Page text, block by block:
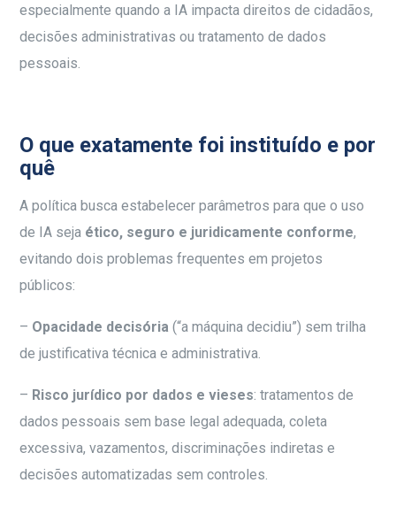
especialmente quando a IA impacta direitos de cidadãos,
decisões administrativas ou tratamento de dados
pessoais.
O que exatamente foi instituído e por
quê
A política busca estabelecer parâmetros para que o uso
de IA seja ético, seguro e juridicamente conforme,
evitando dois problemas frequentes em projetos
públicos:
– Opacidade decisória (“a máquina decidiu”) sem trilha
de justificativa técnica e administrativa.
– Risco jurídico por dados e vieses: tratamentos de
dados pessoais sem base legal adequada, coleta
excessiva, vazamentos, discriminações indiretas e
decisões automatizadas sem controles.